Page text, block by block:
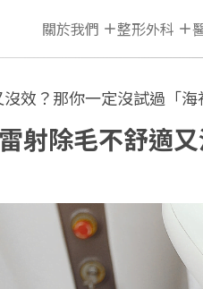
關於我們 整形外科
效？那你一定沒試過「海
雷射除毛不舒適